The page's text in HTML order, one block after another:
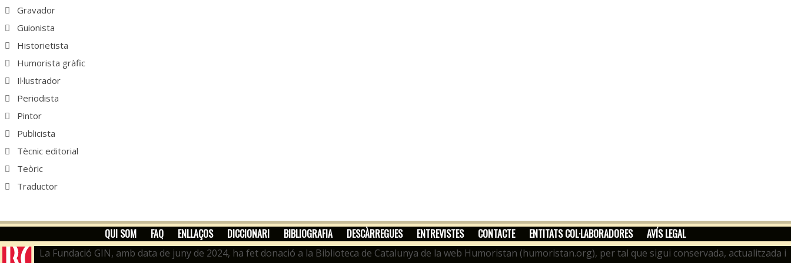
Gravador
Guionista
Historietista
Humorista gràfic
Il·lustrador
Periodista
Pintor
Publicista
Tècnic editorial
Teòric
Traductor
QUI SOM FAQ ENLLAÇOS DICCIONARI BIBLIOGRAFIA DESCÀRREGUES ENTREVISTES CONTACTE ENTITATS COL·LABORADORES AVÍS LEGAL
La Fundació GIN, amb data de juny de 2024, ha fet donació a la Biblioteca de Catalunya de la web Humoristan (humoristan.org), per tal que sigui conservada, actualitzada i